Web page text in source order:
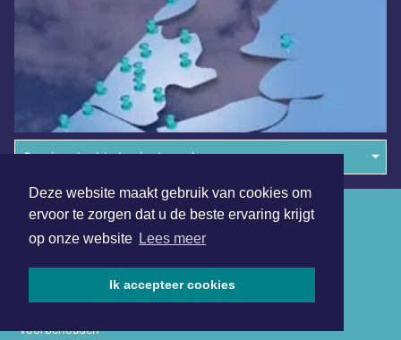
Deze website maakt gebruik van cookies om
ervoor te zorgen dat u de beste ervaring krijgt
op onze website Lees meer
Ik accepteer cookies
Overige dagbladen in de regio
voorbehouden
Algemene voorwaarden
Disclaimer